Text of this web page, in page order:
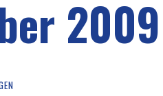
2009